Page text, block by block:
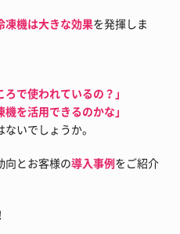
凍機は大きな効果を発揮しま
で使われているの？」
を活用できるのかな」
いでしょうか。
向とお客様の導入事例をご紹介